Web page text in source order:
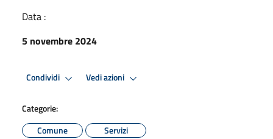
Data :
5 novembre 2024
Condividi Vedi azioni
Categorie:
Comune
Servizi